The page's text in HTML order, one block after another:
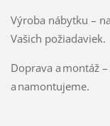
Výroba nábytku –
Vašich požiadaviek.
Doprava a montáž
a namontujeme.